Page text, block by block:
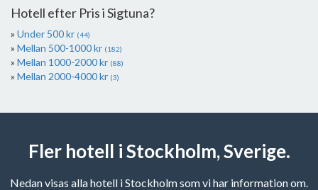
Hotell efter Pris i Sigtuna?
Under 500 kr (44)
Mellan 500-1000 kr (182)
Mellan 1000-2000 kr (88)
Mellan 2000-4000 kr (3)
Fler hotell i Stockholm, Sverige.
Nedan visas alla hotell i Stockholm som vi har information om.